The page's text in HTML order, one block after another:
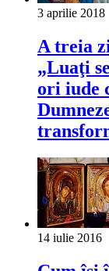
3 aprilie 2018
A treia
„Luaţi
ori iude
14 iulie 2016